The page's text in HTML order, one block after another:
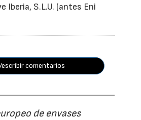
Iberia, S.L.U. (antes Eni
escribir comentarios
de envases